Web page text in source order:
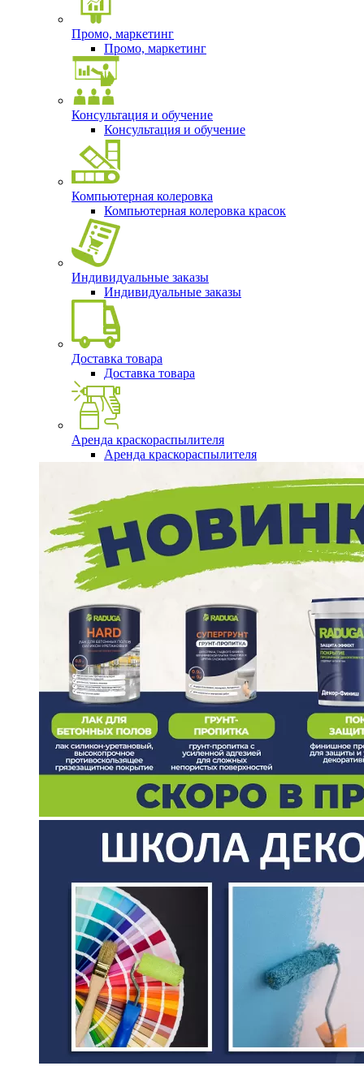
Промо, маркетинг
Промо, маркетинг
Консультация и обучение
Консультация и обучение
Компьютерная колеровка
Компьютерная колеровка красок
Индивидуальные заказы
Индивидуальные заказы
Доставка товара
Доставка товара
Аренда краскораспылителя
Аренда краскораспылителя